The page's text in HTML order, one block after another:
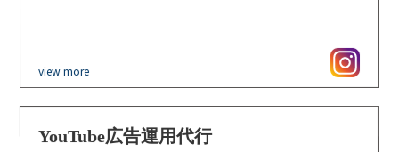
view more
YouTube広告運用代行